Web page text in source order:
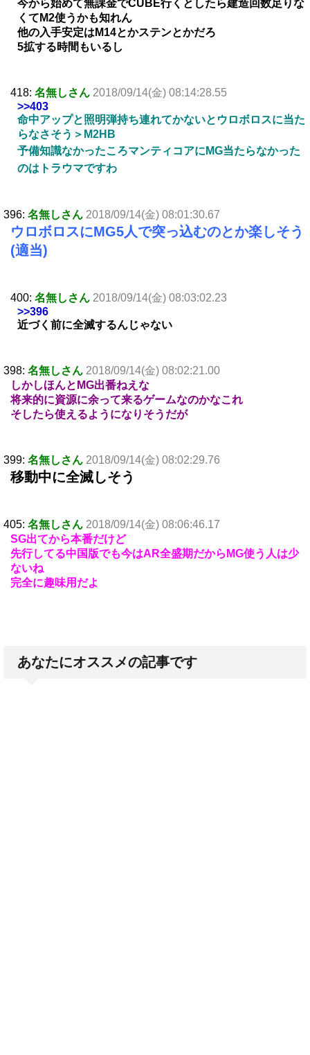
今から始めて無課金でCUBE行くとしたら建造回数足りな
くてM2使うかも知れん
他の入手安定はM14とかステンとかだろ
5拡する時間もいるし
418: 名無しさん 2018/09/14(金) 08:14:28.55
>>403
命中アップと照明弾持ち連れてかないとウロボロスに当た
らなさそう＞M2HB
予備知識なかったころマンティコアにMG当たらなかった
のはトラウマですわ
396: 名無しさん 2018/09/14(金) 08:01:30.67
ウロボロスにMG5人で突っ込むのとか楽しそう
(適当)
400: 名無しさん 2018/09/14(金) 08:03:02.23
>>396
近づく前に全滅するんじゃない
398: 名無しさん 2018/09/14(金) 08:02:21.00
しかしほんとMG出番ねえな
将来的に資源に余って来るゲームなのかなこれ
そしたら使えるようになりそうだが
399: 名無しさん 2018/09/14(金) 08:02:29.76
移動中に全滅しそう
405: 名無しさん 2018/09/14(金) 08:06:46.17
SG出てから本番だけど
先行してる中国版でも今はAR全盛期だからMG使う人は少
ないね
完全に趣味用だよ
あなたにオススメの記事です